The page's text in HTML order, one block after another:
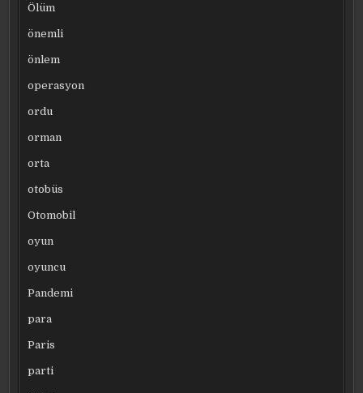
Ölüm
önemli
önlem
operasyon
ordu
orman
orta
otobüs
Otomobil
oyun
oyuncu
Pandemi
para
Paris
parti